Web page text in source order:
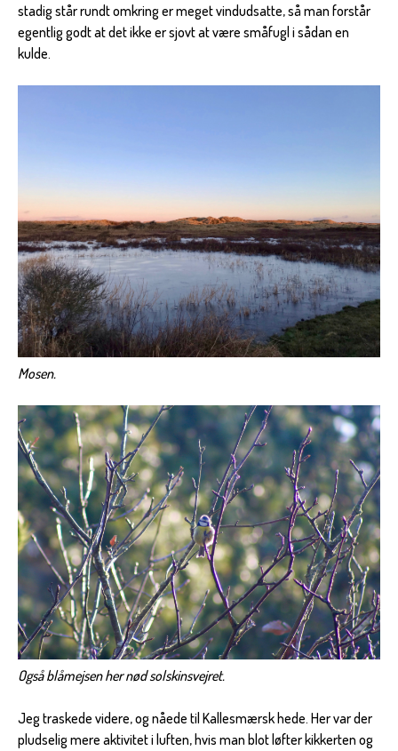
stadig står rundt omkring er meget vindudsatte, så man forstår
egentlig godt at det ikke er sjovt at være småfugl i sådan en
kulde.
Mosen.
Også blåmejsen her nød solskinsvejret.
Jeg traskede videre, og nåede til Kallesmærsk hede. Her var der
pludselig mere aktivitet i luften, hvis man blot løfter kikkerten og